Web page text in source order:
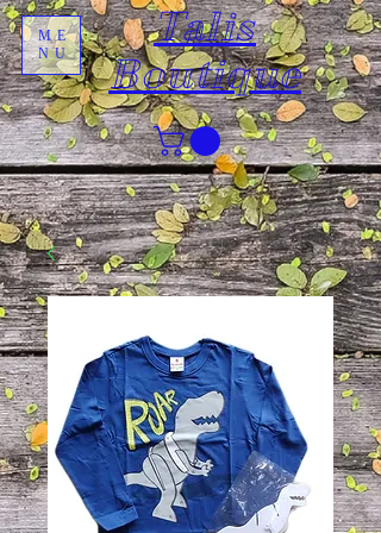
Talis
Boutique
ME
NU